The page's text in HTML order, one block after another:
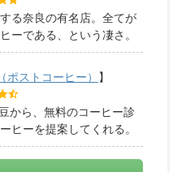
る奈良の有名店。全てが
ーである、という凄さ。
ストコーヒー）
】
から、無料のコーヒー診
ヒーを提案してくれる。